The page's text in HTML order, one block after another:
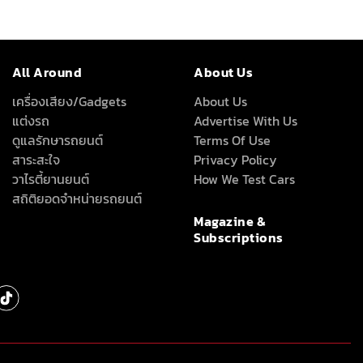
All Around
เครื่องเสียง/Gadgets
แต่งรถ
ดูแลรักษารถยนต์
สาระสะใจ
วาไรตี้ยานยนต์
สถิติยอดจำหน่ายรถยนต์
About Us
About Us
Advertise With Us
Terms Of Use
Privacy Policy
How We Test Cars
Magazine &
Subscriptions